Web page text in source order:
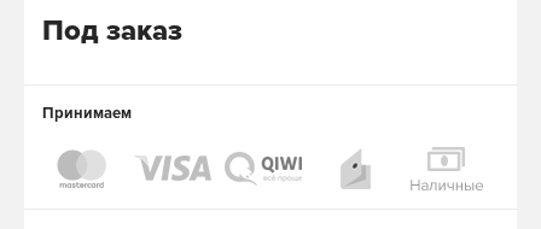
Под заказ
Принимаем